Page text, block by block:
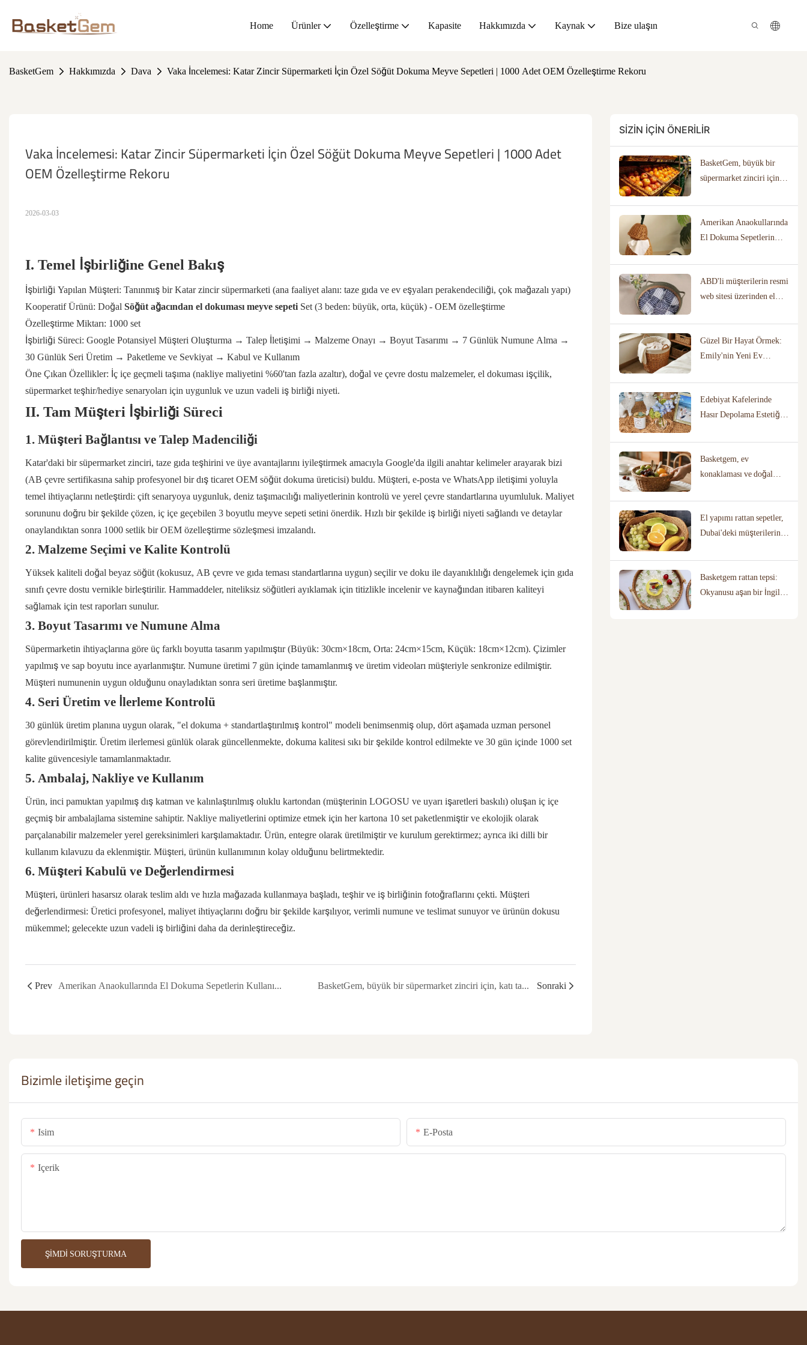
Home Ürünler Özelleştirme Kapasite Hakkımızda Kaynak Bize ulaşın
BasketGem Hakkımızda Dava Vaka İncelemesi: Katar Zincir Süpermarketi İçin Özel Söğüt Dokuma Meyve Sepetleri | 1000 Adet OEM Özelleştirme Rekoru
Vaka İncelemesi: Katar Zincir Süpermarketi İçin Özel Söğüt Dokuma Meyve Sepetleri | 1000 Adet
OEM Özelleştirme Rekoru
2026-03-03
I. Temel İşbirliğine Genel Bakış
İşbirliği Yapılan Müşteri: Tanınmış bir Katar zincir süpermarketi (ana faaliyet alanı: taze gıda ve ev eşyaları perakendeciliği, çok mağazalı yapı)
Kooperatif Ürünü: Doğal Söğüt ağacından el dokuması meyve sepetiSet (3 beden: büyük, orta, küçük) - OEM özelleştirme
Özelleştirme Miktarı: 1000 set
İşbirliği Süreci: Google Potansiyel Müşteri Oluşturma → Talep İletişimi → Malzeme Onayı → Boyut Tasarımı → 7 Günlük Numune Alma →
30 Günlük Seri Üretim → Paketleme ve Sevkiyat → Kabul ve Kullanım
Öne Çıkan Özellikler: İç içe geçmeli taşıma (nakliye maliyetini %60'tan fazla azaltır), doğal ve çevre dostu malzemeler, el dokuması işçilik,
süpermarket teşhir/hediye senaryoları için uygunluk ve uzun vadeli iş birliği niyeti.
II. Tam Müşteri İşbirliği Süreci
1. Müşteri Bağlantısı ve Talep Madenciliği
Katar'daki bir süpermarket zinciri, taze gıda teşhirini ve üye avantajlarını iyileştirmek amacıyla Google'da ilgili anahtar kelimeler arayarak bizi
(AB çevre sertifikasına sahip profesyonel bir dış ticaret OEM söğüt dokuma üreticisi) buldu. Müşteri, e-posta ve WhatsApp iletişimi yoluyla
temel ihtiyaçlarını netleştirdi: çift senaryoya uygunluk, deniz taşımacılığı maliyetlerinin kontrolü ve yerel çevre standartlarına uyumluluk. Maliyet
sorununu doğru bir şekilde çözen, iç içe geçebilen 3 boyutlu meyve sepeti setini önerdik. Hızlı bir şekilde iş birliği niyeti sağlandı ve detaylar
onaylandıktan sonra 1000 setlik bir OEM özelleştirme sözleşmesi imzalandı.
2. Malzeme Seçimi ve Kalite Kontrolü
Yüksek kaliteli doğal beyaz söğüt (kokusuz, AB çevre ve gıda teması standartlarına uygun) seçilir ve doku ile dayanıklılığı dengelemek için gıda
sınıfı çevre dostu vernikle birleştirilir. Hammaddeler, niteliksiz söğütleri ayıklamak için titizlikle incelenir ve kaynağından itibaren kaliteyi
sağlamak için test raporları sunulur.
3. Boyut Tasarımı ve Numune Alma
Süpermarketin ihtiyaçlarına göre üç farklı boyutta tasarım yapılmıştır (Büyük: 30cm×18cm, Orta: 24cm×15cm, Küçük: 18cm×12cm). Çizimler
yapılmış ve sap boyutu ince ayarlanmıştır. Numune üretimi 7 gün içinde tamamlanmış ve üretim videoları müşteriyle senkronize edilmiştir.
Müşteri numunenin uygun olduğunu onayladıktan sonra seri üretime başlanmıştır.
4. Seri Üretim ve İlerleme Kontrolü
30 günlük üretim planına uygun olarak, "el dokuma + standartlaştırılmış kontrol" modeli benimsenmiş olup, dört aşamada uzman personel
görevlendirilmiştir. Üretim ilerlemesi günlük olarak güncellenmekte, dokuma kalitesi sıkı bir şekilde kontrol edilmekte ve 30 gün içinde 1000 set
kalite güvencesiyle tamamlanmaktadır.
5. Ambalaj, Nakliye ve Kullanım
Ürün, inci pamuktan yapılmış dış katman ve kalınlaştırılmış oluklu kartondan (müşterinin LOGOSU ve uyarı işaretleri baskılı) oluşan iç içe
geçmiş bir ambalajlama sistemine sahiptir. Nakliye maliyetlerini optimize etmek için her kartona 10 set paketlenmiştir ve ekolojik olarak
parçalanabilir malzemeler yerel gereksinimleri karşılamaktadır. Ürün, entegre olarak üretilmiştir ve kurulum gerektirmez; ayrıca iki dilli bir
kullanım kılavuzu da eklenmiştir. Müşteri, ürünün kullanımının kolay olduğunu belirtmektedir.
6. Müşteri Kabulü ve Değerlendirmesi
Müşteri, ürünleri hasarsız olarak teslim aldı ve hızla mağazada kullanmaya başladı, teşhir ve iş birliğinin fotoğraflarını çekti. Müşteri
değerlendirmesi: Üretici profesyonel, maliyet ihtiyaçlarını doğru bir şekilde karşılıyor, verimli numune ve teslimat sunuyor ve ürünün dokusu
mükemmel; gelecekte uzun vadeli iş birliğini daha da derinleştireceğiz.
Prev Amerikan Anaokullarında El Dokuma Sepetlerin Kullanımı: Özelleştirilmiş Depolama Çözümlerine İlişkin Bir Vaka Çalışması BasketGem, büyük bir süpermarket zinciri için, katı tasarım ve zaman çizelgesi gereksinimlerini karşılayan özel hasır sepet çözümü sundu. Sonraki
SIZIN IÇIN ÖNERILIR
BasketGem, büyük bir
süpermarket zinciri için,
çizelgesi gereksinimlerini
karşılayan özel hasır sepet
çözümü sundu.
Amerikan Anaokullarında
El Dokuma Sepetlerin
Özelleştirilmiş Depolama
Çözümlerine İlişkin Bir
Vaka Çalışması
ABD'li müşterilerin resmi
web sitesi üzerinden el
yataklarını satın alma
sürecinin tamamı
Güzel Bir Hayat Örmek:
Emily'nin Yeni Ev
Edebiyat Kafelerinde
Hasır Depolama Estetiği:
Yolculuğu
Basketgem, ev
konaklaması ve doğal
karışımıdır!
El yapımı rattan sepetler,
Dubai'deki müşterilerin
tanıklık etmesiyle sınır
ötesi iş birliğini
güçlendiriyor
Basketgem rattan tepsi:
Okyanusu aşan bir İngiliz
Bizimle iletişime geçin
Isim E-Posta
Içerik
ŞIMDI SORUŞTURMA